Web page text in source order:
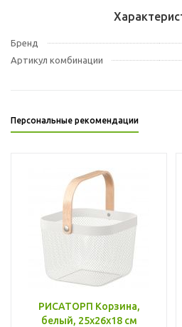
Бренд
Артикул комбинации
Персональные рекомендации
РИСАТОРП Корзина,
белый, 25x26x18 см